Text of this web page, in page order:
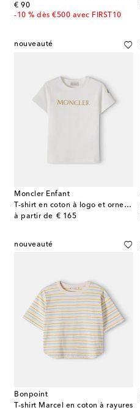
€ 90
original price
-10 % dès €500 avec FIRST10
nouveauté
Moncler Enfant
T-shirt en coton à logo et ornements
à partir de € 165
original price
nouveauté
Bonpoint
T-shirt Marcel en coton à rayures